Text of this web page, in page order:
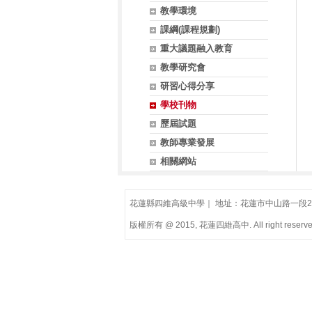
教學環境
課綱(課程規劃)
重大議題融入教育
教學研究會
研習心得分享
學校刊物
歷屆試題
教師專業發展
相關網站
花蓮縣四維高級中學｜ 地址：花蓮市中山路一
版權所有 @ 2015, 花蓮四維高中. All right